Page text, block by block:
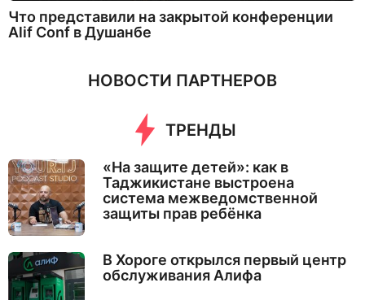
Что представили на закрытой конференции
Alif Conf в Душанбе
НОВОСТИ ПАРТНЕРОВ
ТРЕНДЫ
«На защите детей»: как в
Таджикистане выстроена
система межведомственной
защиты прав ребёнка
В Хороге открылся первый центр
обслуживания Алифа